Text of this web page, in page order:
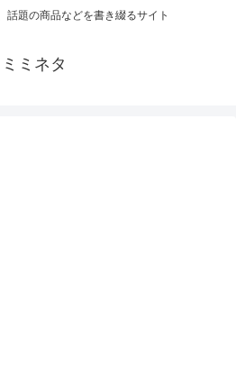
話題の商品などを書き綴るサイト
ミミネタ